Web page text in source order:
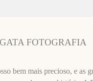
FOTOGRAFIA
bem mais precioso, e as